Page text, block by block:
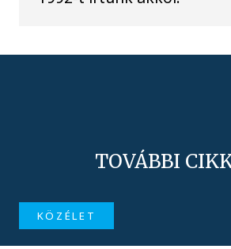
TOVÁBBI
KÖZÉLET